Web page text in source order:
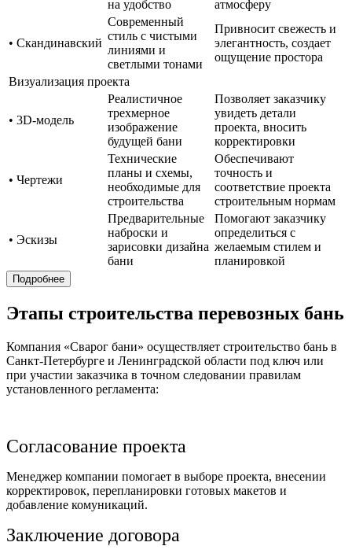
на удобство
атмосферу
• Скандинавский
Современный
стиль с чистыми
линиями и
светлыми тонами
Привносит свежесть и
элегантность, создает
ощущение простора
Визуализация проекта
• 3D-модель
Реалистичное
трехмерное
изображение
будущей бани
Позволяет заказчику
увидеть детали
проекта, вносить
корректировки
• Чертежи
Технические
планы и схемы,
необходимые для
строительства
Обеспечивают
точность и
соответствие проекта
строительным нормам
• Эскизы
Предварительные
наброски и
зарисовки дизайна
бани
Помогают заказчику
определиться с
желаемым стилем и
планировкой
Подробнее
Этапы строительства перевозных бань
Компания «Сварог бани» осуществляет строительство бань в
Санкт-Петербурге и Ленинградской области под ключ или
при участии заказчика в точном следовании правилам
установленного регламента:
Согласование проекта
Менеджер компании помогает в выборе проекта, внесении
корректировок, перепланировки готовых макетов и
добавление комуникаций.
Заключение договора